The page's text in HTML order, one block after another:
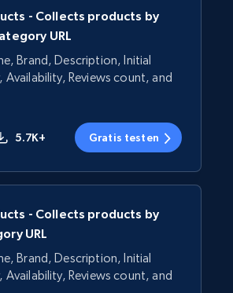
- Collects products by
URL
Brand, Description, Initial
Availability, Reviews count, and
5.7K+ Gratis testen
- Collects products by
URL
Brand, Description, Initial
Availability, Reviews count, and